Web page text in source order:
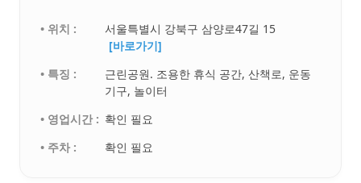
• 위치 :
서울특별시 강북구 삼양로47길 15
[바로가기]
• 특징 :
근린공원. 조용한 휴식 공간, 산책로, 운동
기구, 놀이터
• 영업시간 : 확인 필요
• 주차 :
확인 필요